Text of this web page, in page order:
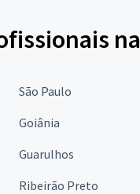
São Paulo
Goiânia
Guarulhos
Ribeirão Preto